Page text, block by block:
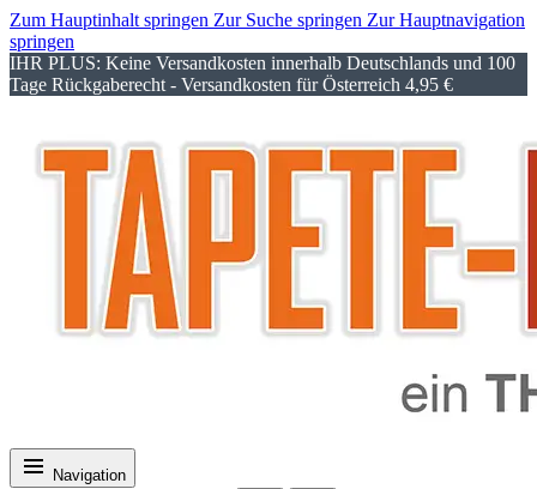
Zum Hauptinhalt springen Zur Suche springen Zur Hauptnavigation
springen
IHR PLUS: Keine Versandkosten innerhalb Deutschlands und 100
Tage Rückgaberecht - Versandkosten für Österreich 4,95 €
Navigation